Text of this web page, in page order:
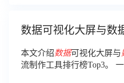
数据可视化大屏与数
本文介绍 数据可视化大屏与
流制作工具排行